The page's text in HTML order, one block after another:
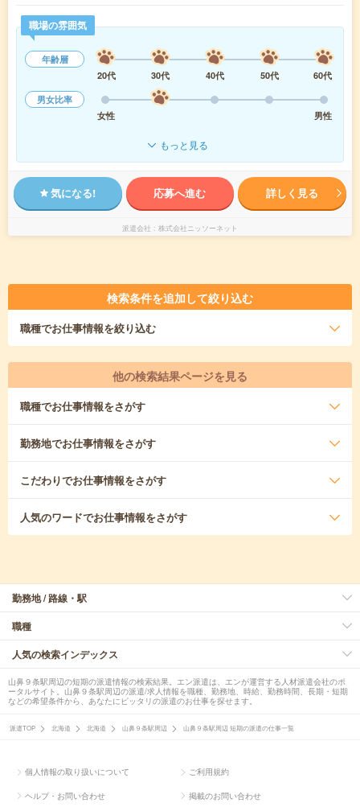
職場の雰囲気
年齢層
20代
30代 40代 50代
60代
男女比率
女性
男性
もっと見る
気になる! 応募へ進む 詳しく見る
派遣会社 株式会社ニッソーネット
検索条件を追加して絞り込む
職種でお仕事情報を絞り込む
他の検索結果ページを見る
職種でお仕事情報をさがす
勤務地でお仕事情報をさがす
こだわりでお仕事情報をさがす
人気のワードでお仕事情報をさがす
勤務地 / 路線・駅
職種
人気の検索インデックス
山鼻９条駅周辺の短期の派遣情報の検索結果。エン派遣は、エンが運営する人材派遣会社のポ
ータルサイト。山鼻９条駅周辺の派遣/求人情報を職種、勤務地、時給、勤務時間、長期・短期
などの希望条件から、あなたにピッタリの派遣のお仕事を探せます。
派遣TOP 北海道 北海道 山鼻９条駅周辺 山鼻９条駅周辺 短期の派遣の仕事一覧
個人情報の取り扱いについて ご利用規約
ヘルプ・お問い合わせ 掲載のお問い合わせ